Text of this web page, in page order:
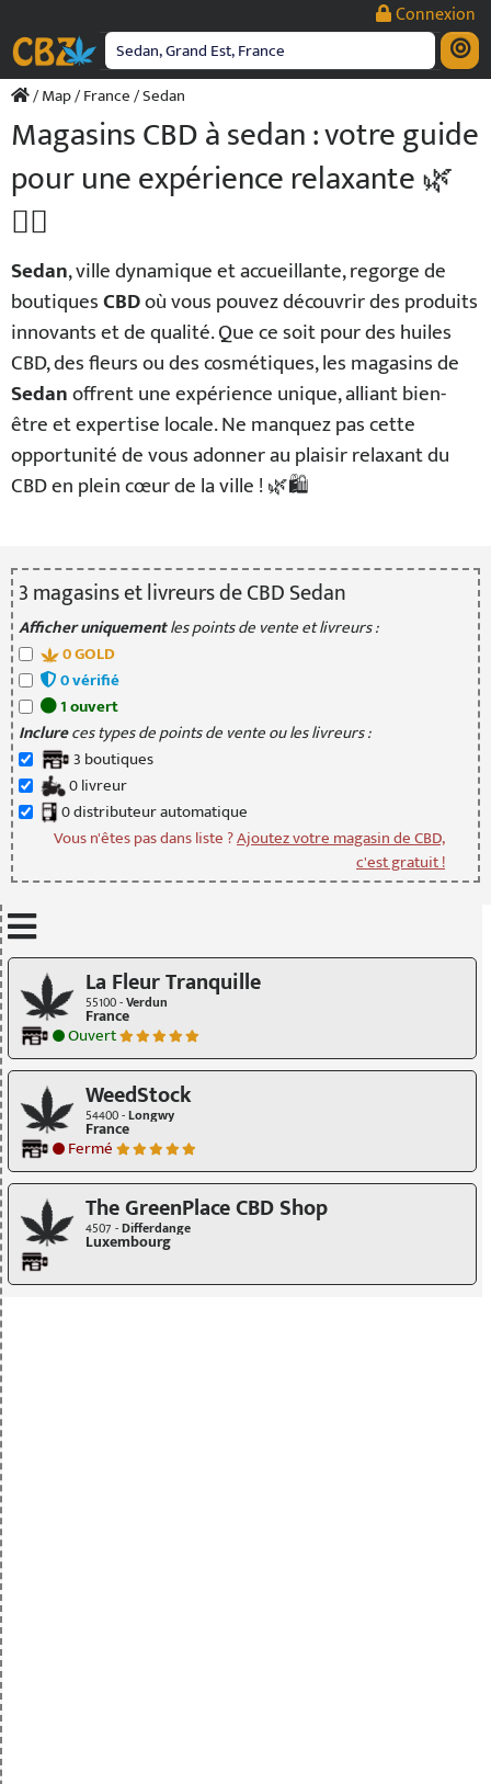
contenu
Connexion
/Map/France/ Sedan
Magasins CBD à sedan : votre guide
pour une expérience relaxante 🌿
💆‍♂️
Sedan, ville dynamique et accueillante, regorge de
boutiquesCBDoù vous pouvez découvrir des produits
innovants et de qualité. Que ce soit pour des huiles
CBD, des fleurs ou des cosmétiques, les magasins de
Sedanoffrent une expérience unique, alliant bien-
être et expertise locale. Ne manquez pas cette
opportunité de vous adonner au plaisir relaxant du
CBD en plein cœur de la ville ! 🌿🛍️
3magasinset livreursde CBD Sedan
Afficher uniquementles points de vente et livreurs :
0GOLD
0vérifié
1ouvert
Inclureces types de points de vente ou les livreurs :
3 boutiques
0livreur
0distributeurautomatique
Vous n'êtes pas dans liste ?Ajoutez votre magasin de CBD,
c'est gratuit !
La Fleur Tranquille
55100 -Verdun
France
Ouvert
WeedStock
54400 -Longwy
France
Fermé
The GreenPlace CBD Shop
4507 -Differdange
Luxembourg